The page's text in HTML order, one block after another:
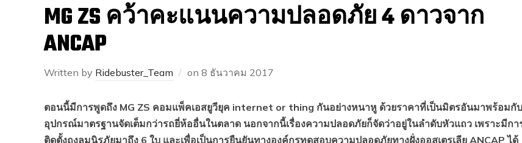
MG ZS คว้าคะแนนความปลอดภัย 4 ดาวจาก
ANCAP
Written by Ridebuster_Team on 8 ธันวาคม 2017
ตอนนี้มีการพูดถึง MG ZS คอมแพ็คเอสยูวียุค internet or thing กันอย่างหนาหู ด้วยราคาที่เป็นมิตรอันมาพร้อมกับ
อุปกรณ์มาตรฐานจัดเต็มกว่ารถยี่ห้ออื่นในตลาด นอกจากนี้เรื่องความปลอดภัยก็จัดว่าอยู่ในลำดับหัวแถว เพราะมีกา
ติดตั้งถุงลมนิรภัยมาถึง 6 ใบ และเพื่อเป็นการยืนยันทางองค์กรทดสอบความปลอดภัยทางฝั่งออสเตรเลีย ANCAP ได้